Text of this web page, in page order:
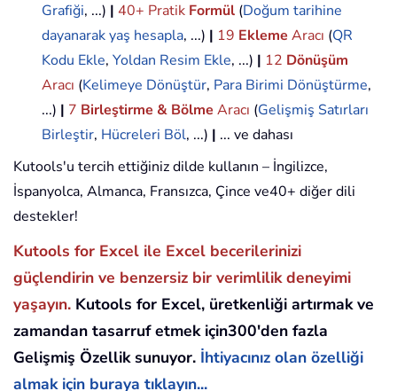
Grafiği, ...) | 40+ Pratik Formül (Doğum tarihine
dayanarak yaş hesapla, ...) | 19 Ekleme Aracı (QR
Kodu Ekle, Yoldan Resim Ekle, ...) | 12 Dönüşüm
Aracı (Kelimeye Dönüştür, Para Birimi Dönüştürme,
...) | 7 Birleştirme & Bölme Aracı (Gelişmiş Satırları
Birleştir, Hücreleri Böl, ...) | ... ve dahası
Kutools'u tercih ettiğiniz dilde kullanın – İngilizce,
İspanyolca, Almanca, Fransızca, Çince ve40+ diğer dili
destekler!
Kutools for Excel ile Excel becerilerinizi
güçlendirin ve benzersiz bir verimlilik deneyimi
yaşayın. Kutools for Excel, üretkenliği artırmak ve
zamandan tasarruf etmek için300'den fazla
Gelişmiş Özellik sunuyor. İhtiyacınız olan özelliği
almak için buraya tıklayın...